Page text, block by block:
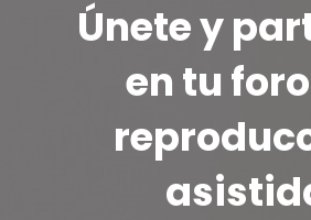
Únete y
en tu